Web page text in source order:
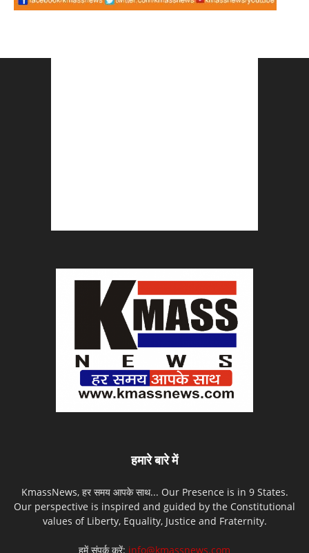
हमारे बारे में
KmassNews, हर समय आपके साथ... Our Presence is in 9 States.
Our perspective is inspired and guided by the Constitutional
values of Liberty, Equality, Justice and Fraternity.
हमें संपर्क करें: info@kmassnews.com